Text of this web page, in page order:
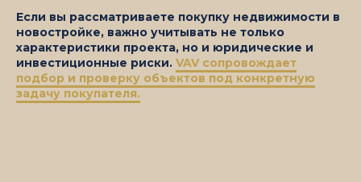
Если вы рассматриваете покупку недвижимости в
новостройке, важно учитывать не только
характеристики проекта, но и юридические и
инвестиционные риски. VAV сопровождает
подбор и проверку объектов под конкретную
задачу покупателя.